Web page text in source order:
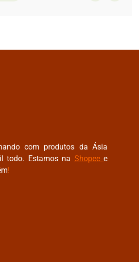
com produtos da Ásia
todo. Estamos na Shopee e
!